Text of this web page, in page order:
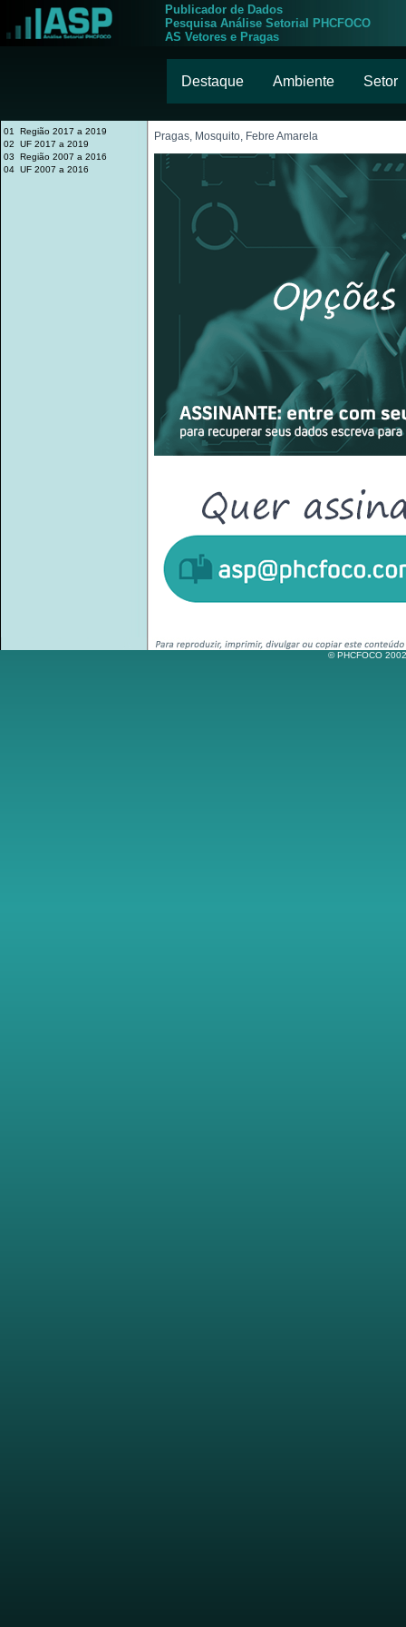
Publicador de Dados
Pesquisa Análise Setorial PHCFOCO
AS Vetores e Pragas
Destaque Ambiente Setor
01 Região 2017 a 2019
02 UF 2017 a 2019
03 Região 2007 a 2016
04 UF 2007 a 2016
Pragas, Mosquito, Febre Amarela
© PHCFOCO